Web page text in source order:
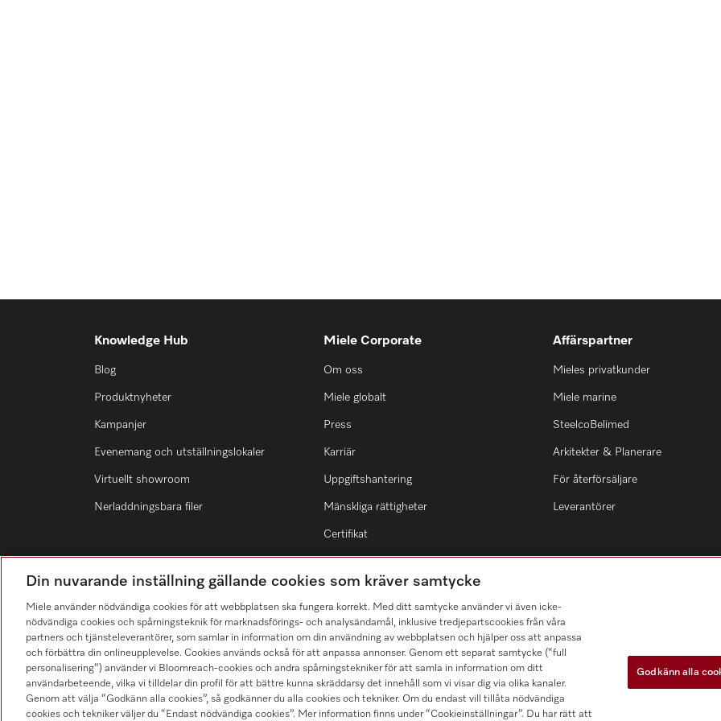
Knowledge Hub
Blog
Produktnyheter
Kampanjer
Evenemang och utställningslokaler
Virtuellt showroom
Nerladdningsbara filer
Miele Corporate
Om oss
Miele globalt
Press
Karriär
Uppgiftshantering
Mänskliga rättigheter
Certifikat
Affärspartner
Mieles privatkunder
Miele marine
SteelcoBelimed
Arkitekter & Planerare
För återförsäljare
Leverantörer
Hitta återförsäljare
Din nuvarande inställning gällande cookies som kräver samtycke
Miele använder nödvändiga cookies för att webbplatsen ska fungera korrekt. Med ditt samtycke använder vi även icke-
nödvändiga cookies och spårningsteknik för marknadsförings- och analysändamål, inklusive tredjepartscookies från våra
partners och tjänsteleverantörer, som samlar in information om din användning av webbplatsen och hjälper oss att anpassa
och förbättra din onlineupplevelse. Cookies används också för att anpassa annonser. Genom ett separat samtycke (“full
personalisering”) använder vi Bloomreach-cookies och andra spårningstekniker för att samla in information om ditt
användarbeteende, vilka vi tilldelar din profil för att bättre kunna skräddarsy det innehåll som vi visar dig via olika kanaler.
Genom att välja “Godkänn alla cookies”, så godkänner du alla cookies och tekniker. Om du endast vill tillåta nödvändiga
cookies och tekniker väljer du “Endast nödvändiga cookies”. Mer information finns under “Cookieinställningar”. Du har rätt att
Godkänn alla